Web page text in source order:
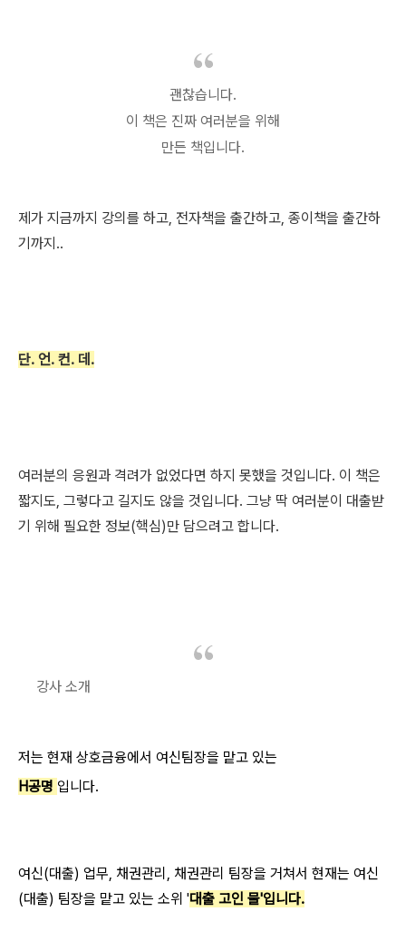
괜찮습니다.
이 책은 진짜 여러분을 위해
만든 책입니다.
제가 지금까지 강의를 하고, 전자책을 출간하고, 종이책을 출간하
기까지..
단. 언. 컨. 데.
여러분의 응원과 격려가 없었다면 하지 못했을 것입니다. 이 책은
짧지도, 그렇다고 길지도 않을 것입니다. 그냥 딱 여러분이 대출받
기 위해 필요한 정보(핵심)만 담으려고 합니다.
강사 소개
저는 현재 상호금융에서 여신팀장을 맡고 있는
H공명 입니다.
​여신(대출) 업무, 채권관리, 채권관리 팀장을 거쳐서 현재는 여신
(대출) 팀장을 맡고 있는 소위 '대출 고인 물'입니다.